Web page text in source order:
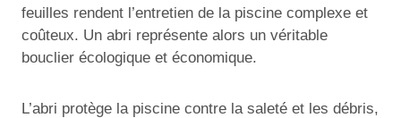
feuilles rendent l’entretien de la piscine complexe et
coûteux. Un abri représente alors un véritable
bouclier écologique et économique.
L’abri protège la piscine contre la saleté et les débris,